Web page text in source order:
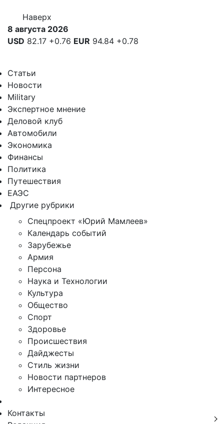
Наверх
8 августа 2026
USD 82.17 +0.76 EUR 94.84 +0.78
Статьи
Новости
Military
Экспертное мнение
Деловой клуб
Автомобили
Экономика
Финансы
Политика
Путешествия
ЕАЭС
Другие рубрики
Спецпроект «Юрий Мамлеев»
Календарь событий
Зарубежье
Армия
Персона
Наука и Технологии
Культура
Общество
Спорт
Здоровье
Происшествия
Дайджесты
Стиль жизни
Новости партнеров
Интересное
Контакты